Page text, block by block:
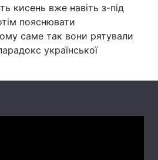
Війна
Політика
кисень вже навіть з-під
пояснювати
саме так вони рятували
української